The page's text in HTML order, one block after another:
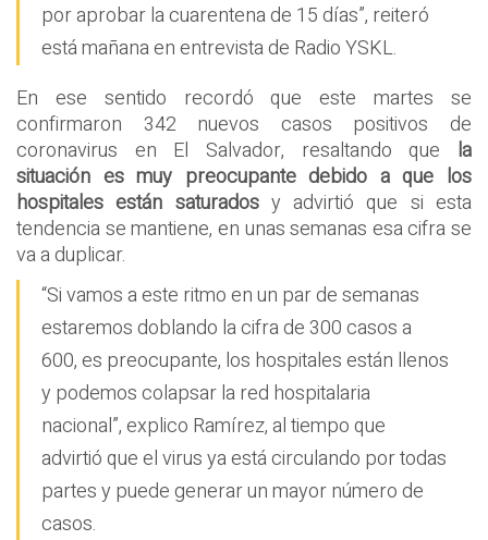
por aprobar la cuarentena de 15 días”, reiteró
está mañana en entrevista de Radio YSKL.
En ese sentido recordó que este martes se
confirmaron 342 nuevos casos positivos de
coronavirus en El Salvador, resaltando que la
situación es muy preocupante debido a que los
hospitales están saturadosy advirtió que si esta
tendencia se mantiene, en unas semanas esa cifra se
va a duplicar.
“Si vamos a este ritmo en un par de semanas
estaremos doblando la cifra de 300 casos a
600, es preocupante, los hospitales están llenos
y podemos colapsar la red hospitalaria
nacional”, explico Ramírez, al tiempo que
advirtió que el virus ya está circulando por todas
partes y puede generar un mayor número de
casos.